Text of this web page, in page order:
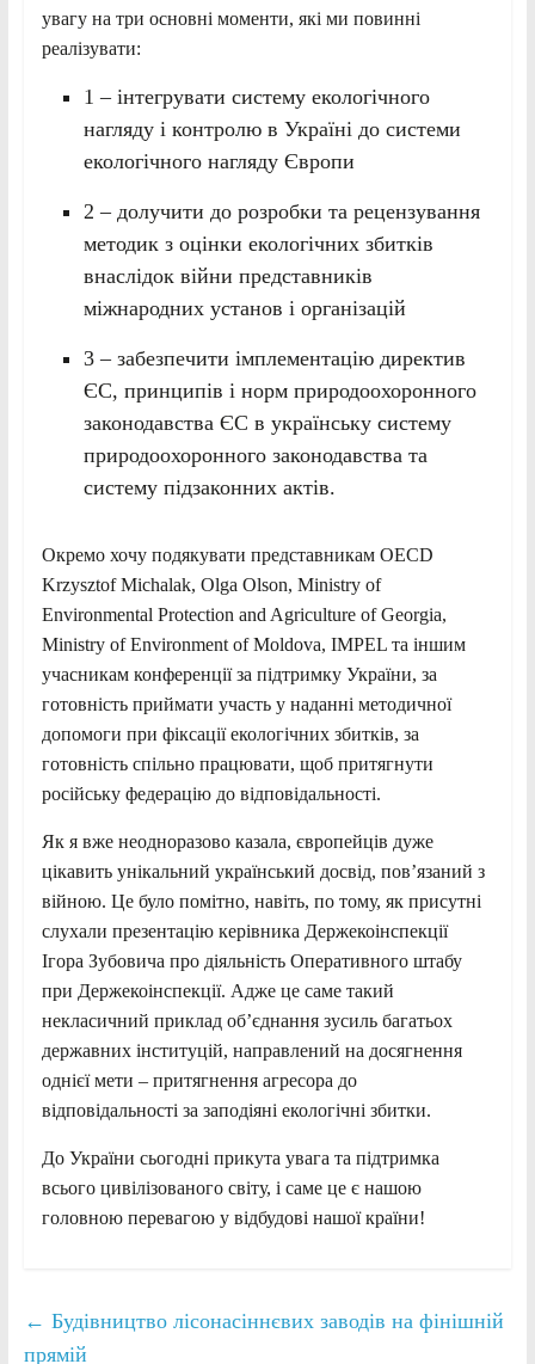
увагу на три основні моменти, які ми повинні
реалізувати:
1 – інтегрувати систему екологічного
нагляду і контролю в Україні до системи
екологічного нагляду Європи
2 – долучити до розробки та рецензування
методик з оцінки екологічних збитків
внаслідок війни представників
міжнародних установ і організацій
3 – забезпечити імплементацію директив
ЄС, принципів і норм природоохоронного
законодавства ЄС в українську систему
природоохоронного законодавства та
систему підзаконних актів.
Окремо хочу подякувати представникам OECD
Krzysztof Michalak, Olga Olson, Ministry of
Environmental Protection and Agriculture of Georgia,
Ministry of Environment of Moldova, IMPEL та іншим
учасникам конференції за підтримку України, за
готовність приймати участь у наданні методичної
допомоги при фіксації екологічних збитків, за
готовність спільно працювати, щоб притягнути
російську федерацію до відповідальності.
Як я вже неодноразово казала, європейців дуже
цікавить унікальний український досвід, пов’язаний з
війною. Це було помітно, навіть, по тому, як присутні
слухали презентацію керівника Держекоінспекції
Ігора Зубовича про діяльність Оперативного штабу
при Держекоінспекції. Адже це саме такий
некласичний приклад об’єднання зусиль багатьох
державних інституцій, направлений на досягнення
однієї мети – притягнення агресора до
відповідальності за заподіяні екологічні збитки.
До України сьогодні прикута увага та підтримка
всього цивілізованого світу, і саме це є нашою
головною перевагою у відбудові нашої країни!
← Будівництво лісонасіннєвих заводів на фінішній
прямій